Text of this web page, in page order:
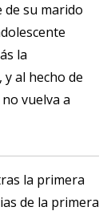
de su marido
la
y al hecho de
vuelva a
la primera
de la primera